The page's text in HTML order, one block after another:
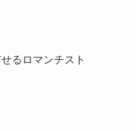
るロマンチスト